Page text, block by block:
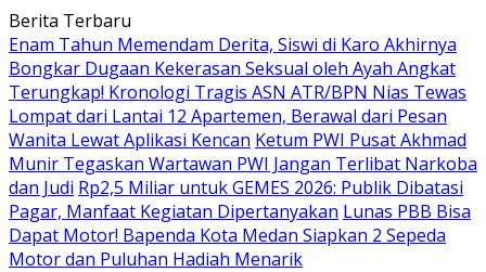
Langsung
ke
konten
Berita Terbaru
Enam Tahun Memendam Derita, Siswi di Karo Akhirnya
Bongkar Dugaan Kekerasan Seksual oleh Ayah Angkat
Terungkap! Kronologi Tragis ASN ATR/BPN Nias Tewas
Lompat dari Lantai 12 Apartemen, Berawal dari Pesan
Wanita Lewat Aplikasi Kencan Ketum PWI Pusat Akhmad
Munir Tegaskan Wartawan PWI Jangan Terlibat Narkoba
dan Judi Rp2,5 Miliar untuk GEMES 2026: Publik Dibatasi
Pagar, Manfaat Kegiatan Dipertanyakan Lunas PBB Bisa
Dapat Motor! Bapenda Kota Medan Siapkan 2 Sepeda
Motor dan Puluhan Hadiah Menarik